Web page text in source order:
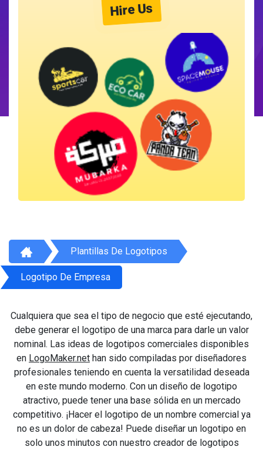
Hire Us
Plantillas De Logotipos
Logotipo De Empresa
Cualquiera que sea el tipo de negocio que esté ejecutando,
debe generar el logotipo de una marca para darle un valor
nominal. Las ideas de logotipos comerciales disponibles
en LogoMaker.net han sido compiladas por diseñadores
profesionales teniendo en cuenta la versatilidad deseada
en este mundo moderno. Con un diseño de logotipo
atractivo, puede tener una base sólida en un mercado
competitivo. ¡Hacer el logotipo de un nombre comercial ya
no es un dolor de cabeza! Puede diseñar un logotipo en
solo unos minutos con nuestro creador de logotipos